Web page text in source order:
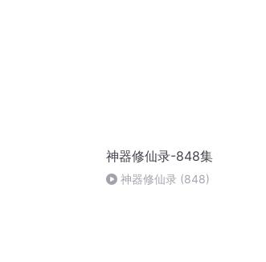
神器修仙录-848集
神器修仙录 (848)